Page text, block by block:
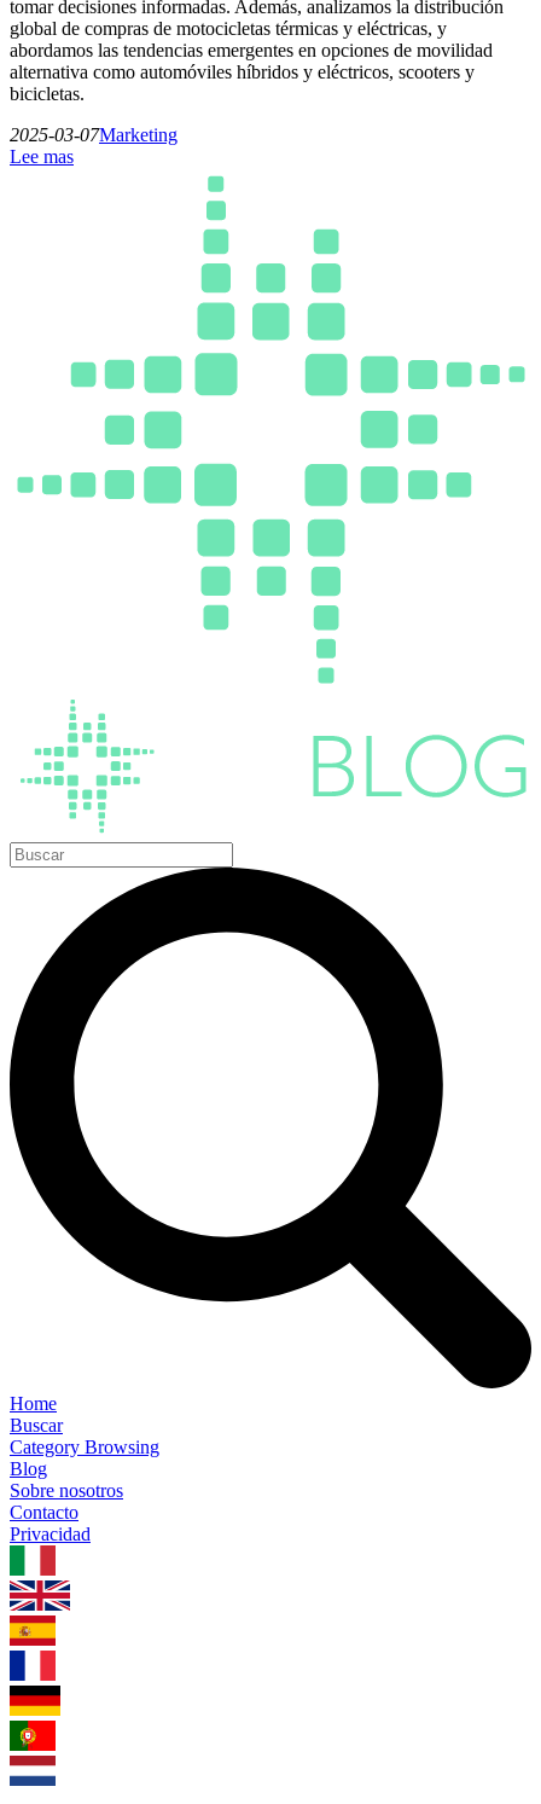
tomar decisiones informadas. Además, analizamos la distribución
global de compras de motocicletas térmicas y eléctricas, y
abordamos las tendencias emergentes en opciones de movilidad
alternativa como automóviles híbridos y eléctricos, scooters y
bicicletas.
2025-03-07Marketing
Lee mas
Home
Buscar
Category Browsing
Blog
Sobre nosotros
Contacto
Privacidad